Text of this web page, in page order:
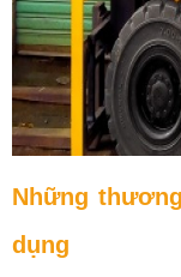
Những
dụng